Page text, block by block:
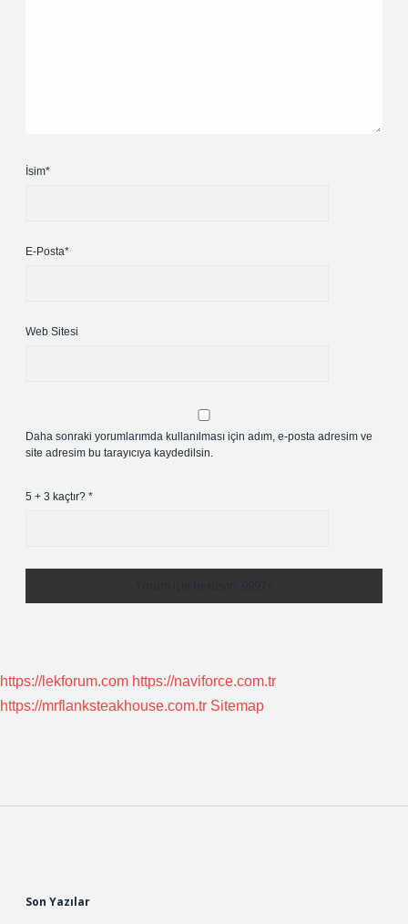
İsim*
E-Posta*
Web Sitesi
Daha sonraki yorumlarımda kullanılması için adım, e-posta adresim ve
site adresim bu tarayıcıya kaydedilsin.
5 + 3 kaçtır? *
https://lekforum.com https://naviforce.com.tr
https://mrflanksteakhouse.com.tr Sitemap
Son Yazılar